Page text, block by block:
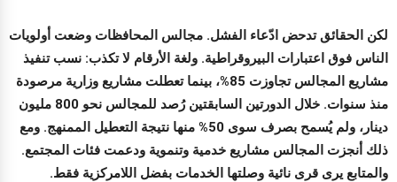
لكن الحقائق تدحض ادّعاء الفشل. مجالس المحافظات وضعت أولويات
الناس فوق اعتبارات البيروقراطية. ولغة الأرقام لا تكذب: نسب تنفيذ
مشاريع المجالس تجاوزت 85%، بينما تعطلت مشاريع وزارية مرصودة
منذ سنوات. خلال الدورتين السابقتين رُصد للمجالس نحو 800 مليون
دينار، ولم يُسمح بصرف سوى 50% منها نتيجة التعطيل الممنهج. ومع
ذلك أنجزت المجالس مشاريع خدمية وتنموية ودعمت فئات المجتمع.
والمتابع يرى قرى نائية وصلتها الخدمات بفضل اللامركزية فقط.